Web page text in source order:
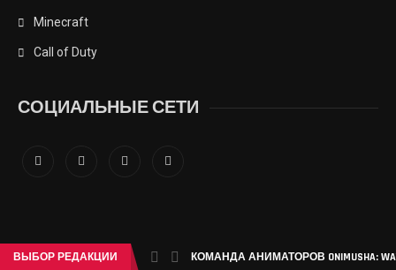
Minecraft
Call of Duty
СОЦИАЛЬНЫЕ СЕТИ
ВЫБОР РЕДАКЦИИ КОМАНДА АНИМАТОРОВ ONIMUSHA: WAY